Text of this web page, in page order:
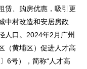
赁、购房优惠，吸引更
中村改造和安居房政
人口。2024年2月广州
（黄埔区）促进人才高
6号），简称“人才高